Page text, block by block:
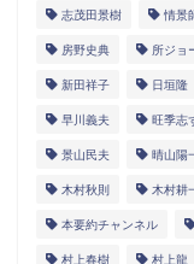
志茂田景樹 情景
房野史典 所ジョ
新田祥子 日垣隆
早川義夫 旺季志
景山民夫 晴山陽
木村秋則 木村耕
本要約チャンネル
村上春樹 村上龍